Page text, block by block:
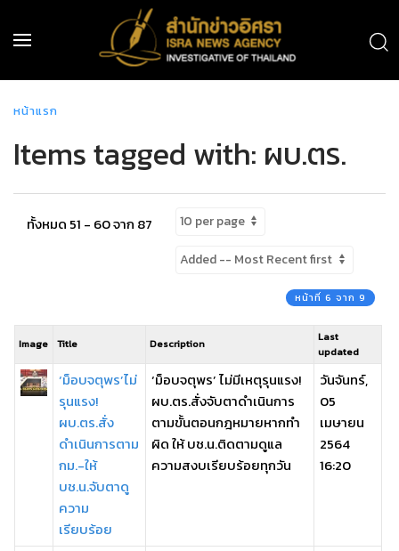
หน้าแรก
Items tagged with: ผบ.ตร.
ทั้งหมด 51 - 60 จาก 87
หน้าที่ 6 จาก 9
Image Title Description
Last
updated
‘ม็อบจตุพร’ไม่
รุนแรง!
ผบ.ตร.สั่ง
ดำเนินการตาม
กม.-ให้
บช.น.จับตาดู
ความ
เรียบร้อย
‘ม็อบจตุพร’ ไม่มีเหตุรุนแรง!
ผบ.ตร.สั่งจับตาดำเนินการ
ตามขั้นตอนกฎหมายหากทำ
ผิด ให้ บช.น.ติดตามดูแล
ความสงบเรียบร้อยทุกวัน
วันจันทร์,
05
เมษายน
2564
16:20